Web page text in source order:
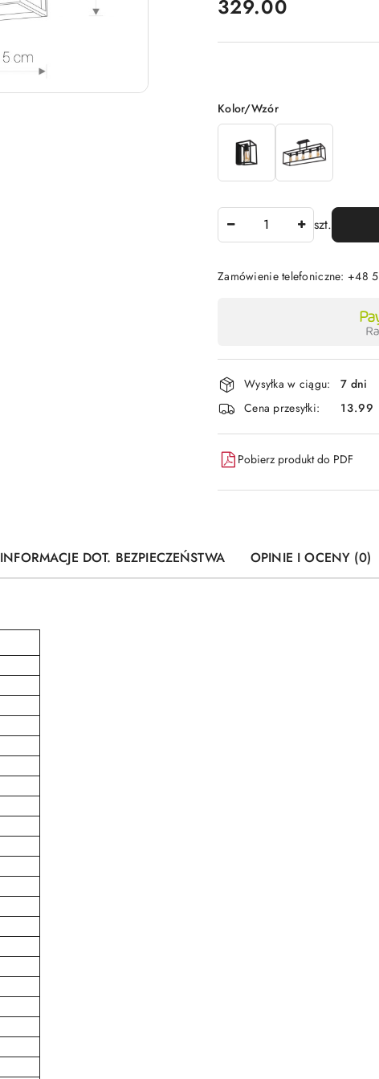
cena:
329.00
Wariant
Kolor/Wzór
szt.
Zamówienie telefoniczne: +48
płatność
i
dostawa
Wysyłka w ciągu:
7 dni
Cena przesyłki:
13.99
Pobierz produkt do PDF
INFORMACJE DOT. BEZPIECZEŃSTWA OPINIE I OCENY (0)